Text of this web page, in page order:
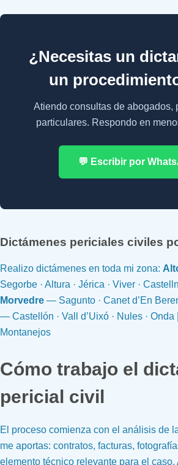
¿Necesitas un
un
Atiendo consultas de abogados,
particulares. Respondo en
💬 Escribir por
Dictámenes periciales civiles
Realizo dictámenes en toda mi zona:
Segorbe · Altura · Jérica · Viver ·
Morvedre — Sagunto · Canet d’En
— Castellón · Vall d’Uixó · Nules · Onda |
Montanejos
Cómo trabajo el
pericial civil
El proceso comienza con el análisis de
me aportas: contratos, facturas,
elemento técnico relevante para el